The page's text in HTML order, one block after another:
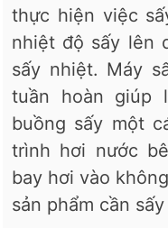
thực hiện việc
nhiệt độ sấy lên
sấy nhiệt. Máy
tuần hoàn giúp
buồng sấy một
trình hơi nước
bay hơi vào
sản phẩm cần